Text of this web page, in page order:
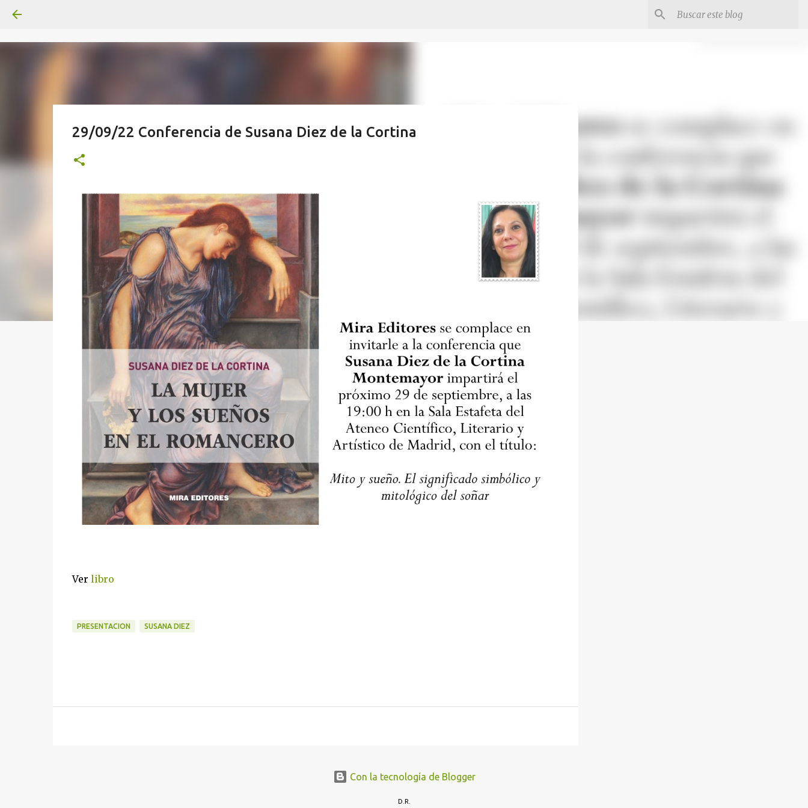
29/09/22 Conferencia de Susana Diez de la Cortina
Ver libro
PRESENTACION SUSANA DIEZ
Con la tecnología de Blogger
D.R.